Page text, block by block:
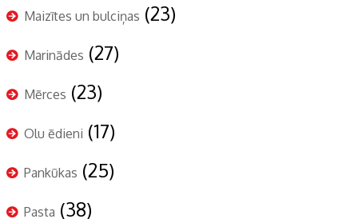
Maizītes un bulciņas (23)
Marinādes (27)
Mērces (23)
Olu ēdieni (17)
Pankūkas (25)
Pasta (38)